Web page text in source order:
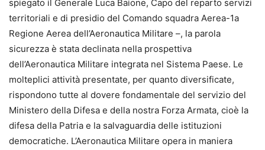
spiegato il Generale Luca Baione, Capo del reparto servizi
territoriali e di presidio del Comando squadra Aerea-1a
Regione Aerea dell’Aeronautica Militare –, la parola
sicurezza è stata declinata nella prospettiva
dell’Aeronautica Militare integrata nel Sistema Paese. Le
molteplici attività presentate, per quanto diversificate,
rispondono tutte al dovere fondamentale del servizio del
Ministero della Difesa e della nostra Forza Armata, cioè la
difesa della Patria e la salvaguardia delle istituzioni
democratiche. L’Aeronautica Militare opera in maniera